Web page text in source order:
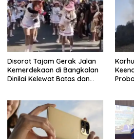
Disorot Tajam Gerak Jalan
Kemerdekaan di Bangkalan
Dinilai Kelewat Batas dan